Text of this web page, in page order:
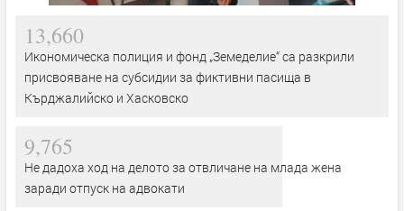
13,660
Икономическа полиция и фонд „Земеделие“ са разкрили
присвояване на субсидии за фиктивни пасища в
Кърджалийско и Хасковско
9,765
Не дадоха ход на делото за отвличане на млада жена
заради отпуск на адвокати